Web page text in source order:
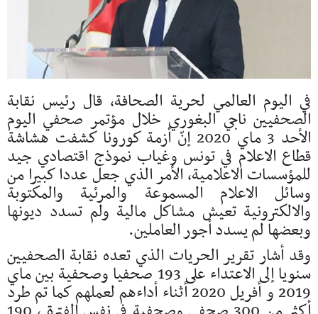
في اليوم العالمي لحرية الصحافة، قال رئيس نقابة
الصحفيين ناجي البغوري خلال مؤتمر صحفي اليوم
الأحد 3 ماي 2020 إنّ أزمة كورونا كشفت هشاشة
قطاع الاعلام في تونس وغياب نموذج اقتصادي جيد
للمؤسسات الاعلامية، الأمر الذي جعل عددا كبيرا من
وسائل الاعلام المسموعة والمرئية والمكتوبة
والالكترونية تعيش مشاكل مالية ولم تسدد ديونها
وبعضها لم يسدد أجور العاملين.
وقد أشار تقرير الحريات الذي تعده نقابة الصحفيين
سنويا إلى الاعتداء على 193 صحفيا وصحفية بين ماي
2019 و أفريل 2020 أثناء أداءهم لعملهم كما تم طرد